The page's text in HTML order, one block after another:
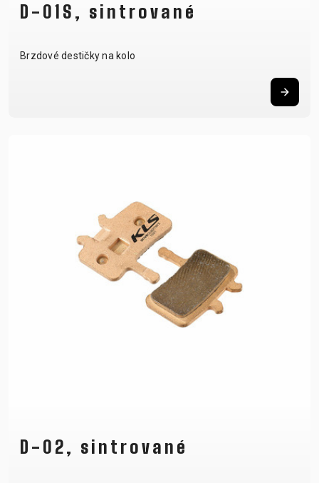
D-01S, sintrované
Brzdové destičky na kolo
D-02, sintrované